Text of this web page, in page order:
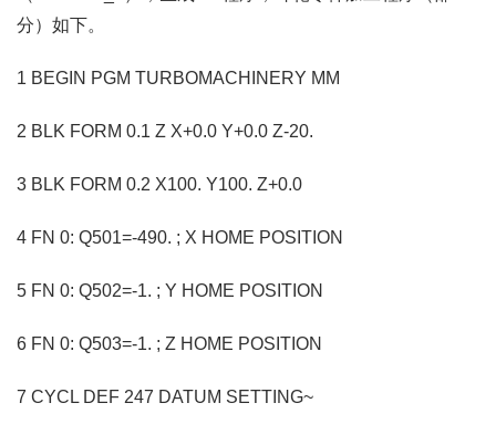
分）如下。
1 BEGIN PGM TURBOMACHINERY MM
2 BLK FORM 0.1 Z X+0.0 Y+0.0 Z-20.
3 BLK FORM 0.2 X100. Y100. Z+0.0
4 FN 0: Q501=-490. ; X HOME POSITION
5 FN 0: Q502=-1. ; Y HOME POSITION
6 FN 0: Q503=-1. ; Z HOME POSITION
7 CYCL DEF 247 DATUM SETTING~